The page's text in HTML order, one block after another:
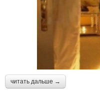
читать дальше →